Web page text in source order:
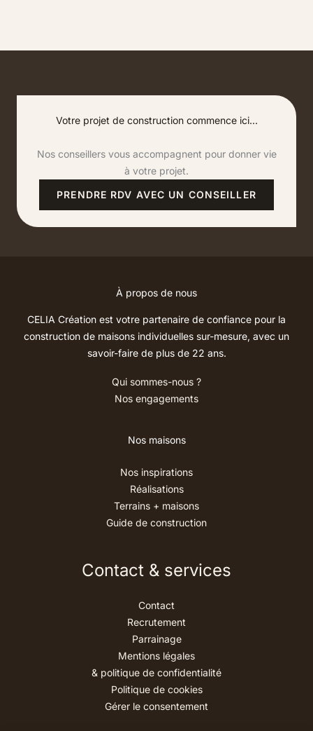
Votre projet de construction commence ici...
Nos conseillers vous accompagnent pour donner vie
à votre projet.
PRENDRE RDV AVEC UN CONSEILLER
À propos de nous
CELIA Création est votre partenaire de confiance pour la
construction de maisons individuelles sur-mesure, avec un
savoir-faire de plus de 22 ans.
Qui sommes-nous ?
Nos engagements
Nos maisons
Nos inspirations
Réalisations
Terrains + maisons
Guide de construction
Contact & services
Contact
Recrutement
Parrainage
Mentions légales
& politique de confidentialité
Politique de cookies
Gérer le consentement